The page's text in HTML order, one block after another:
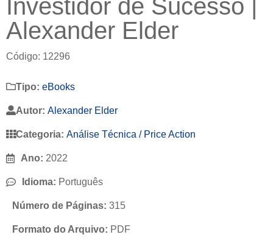
Investidor de Sucesso |
Alexander Elder
Código: 12296
Tipo: eBooks
Autor: Alexander Elder
Categoria: Análise Técnica / Price Action
Ano: 2022
Idioma: Português
Número de Páginas: 315
Formato do Arquivo: PDF